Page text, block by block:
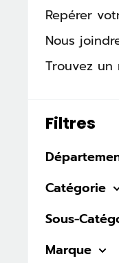
Repérer
Nous
Trouvez un
Filtres
Catégorie
Sous-
Marque